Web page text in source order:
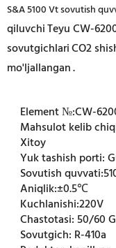
S&A 5100 Vt sovutish
qiluvchiTeyu CW-
sovutgichlariCO2
mo'ljallangan.
Element №:CW-
Mahsulot kelib
Xitoy
Yuk tashish porti:
Sovutish quvvati:
Aniqlik:±0.5℃
Kuchlanishi:220V
Chastotasi:50/60
Sovutgich: R-410a